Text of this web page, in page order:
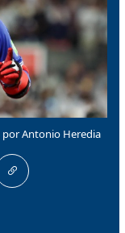
por Antonio Heredia